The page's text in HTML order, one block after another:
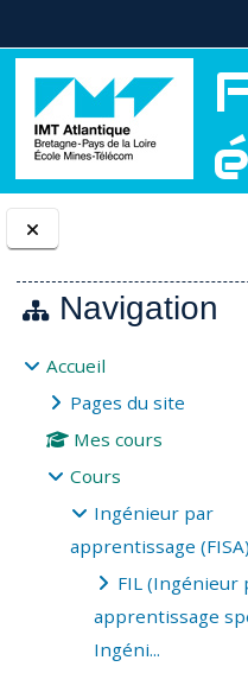
BlocsNavigation
Accueil
Pages du site
Mes cours
Cours
Ingénieur par
apprentissage (FISA)
FIL (Ingénieur
apprentissage
Ingéni...